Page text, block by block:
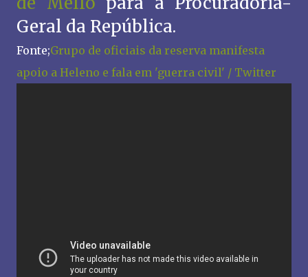
Geral da República.
Fonte;Grupo de oficiais da reserva manifesta
apoio a Heleno e fala em 'guerra civil' / Twitter